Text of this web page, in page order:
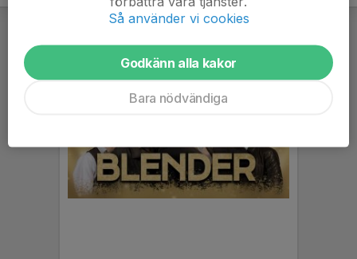
Så använder vi cookies
Godkänn alla kakor
Bara nödvändiga